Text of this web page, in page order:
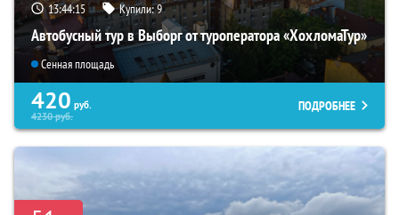
13:44:14 Купили:9
Автобусный тур в Выборг от туроператора «ХохломаТур»
Сенная площадь
420 руб.
4230руб.
ПОДРОБНЕЕ